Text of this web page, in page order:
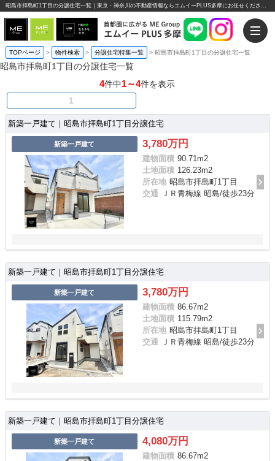
昭島市拝島町1丁目の分譲住宅一覧｜東京・神奈川の不動産情報ならエムイーPLUS多摩にお任せください。
TOPページ > 物件検索 > 分譲住宅特集一覧 > 昭島市拝島町1丁目の分譲住宅一覧
昭島市拝島町1丁目の分譲住宅一覧
4件中1～4件を表示
1
新築一戸建て｜昭島市拝島町1丁目分譲住宅
新築一戸建て 3,780万円
建物面積 90.71m2
土地面積 126.23m2
所在地 昭島市拝島町1丁目
交通 ＪＲ青梅線 昭島/徒歩23分
新築一戸建て｜昭島市拝島町1丁目分譲住宅
新築一戸建て 3,780万円
建物面積 86.67m2
土地面積 115.79m2
所在地 昭島市拝島町1丁目
交通 ＪＲ青梅線 昭島/徒歩23分
新築一戸建て｜昭島市拝島町1丁目分譲住宅
新築一戸建て 4,080万円
建物面積 86.67m2